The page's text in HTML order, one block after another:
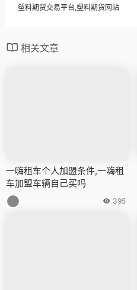
塑料期货交易平台,塑料期货网站
相关文章
一嗨租车个人加盟条件,一嗨租
车加盟车辆自己买吗
395